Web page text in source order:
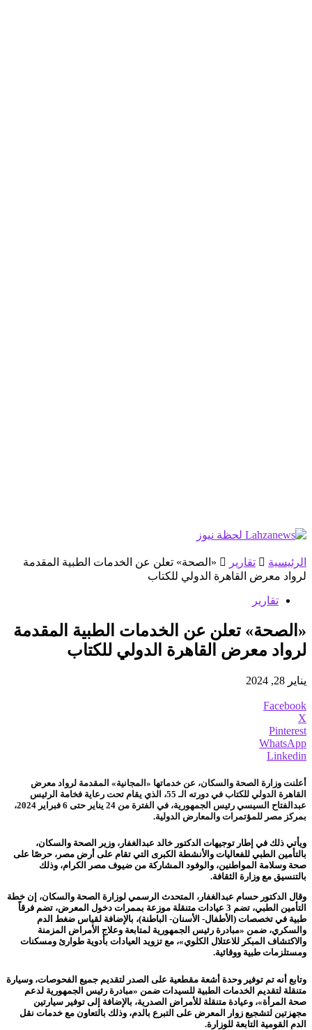
الرئيسية تقارير
«الصحة» تعلن عن الخدمات الطبية المقدمة
لرواد معرض القاهرة الدولي للكتاب
تقارير
«الصحة» تعلن عن الخدمات الطبية المقدمة
لرواد معرض القاهرة الدولي للكتاب
يناير 28, 2024
Facebook
X
Pinterest
WhatsApp
Linkedin
أعلنت وزارة الصحة والسكان، عن خدماتها «المجانية» المقدمة لرواد معرض
القاهرة الدولي للكتاب في دورته الـ 55، الذي يقام تحت رعاية فخامة الرئيس
عبدالفتاح السيسي رئيس الجمهورية، في الفترة من 24 يناير حتى 6 فبراير 2024،
بمركز مصر للمؤتمرات والمعارض الدولية.
ويأتي ذلك في إطار توجيهات الدكتور خالد عبدالغفار، وزير الصحة والسكان،
بالتأمين الطبي للفعاليات والأنشطة الكبرى التي تقام على أرض مصر، حرصًا على
صحة وسلامة المواطنين، والوفود المشاركة من ضيوف مصر الكرام، وذلك
بالتنسيق مع وزارة الثقافة.
وقال الدكتور حسام عبدالغفار، المتحدث الرسمي لوزارة الصحة والسكان، إن خطة
التأمين الطبي، تضم 3 عيادات متنقلة موزعة بممرات دخول المعرض، تضم فرقاً
طبية في تخصصات (الأطفال- الأسنان- الباطنة)، بالإضافة لقياس ضغط الدم
والسكري، ضمن «مبادرة رئيس الجمهورية لمتابعة وعلاج الأمراض المزمنة
والاكتشاف المبكر للاعتلال الكلوي»، مع تزويد العيادات بأدوية طوارئ ومسكنات
ومستلزمات طبية ووقائية.
وتابع أنه تم توفير وحدة أشعة مقطعية على الصدر لتقديم جميع الفحوصات، وسيارة
متنقلة لتقديم الخدمات الطبية للسيدات ضمن «مبادرة رئيس الجمهورية لدعم
صحة المرأة»، وعيادة متنقلة للأمراض الصدرية، بالإضافة إلى توفير سيارتين
مجهزتين لتشجيع زوار المعرض على التبرع بالدم، وذلك بالتعاون مع خدمات نقل
الدم القومية التابعة للوزارة.